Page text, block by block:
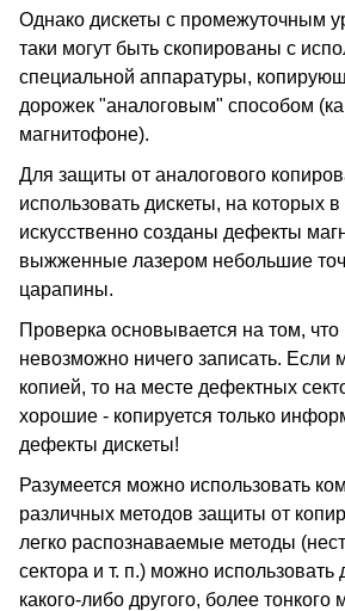
Однако дискеты с промежуточным
таки могут быть скопированы с
специальной аппаратуры,
дорожек "аналоговым" способом
магнитофоне).
Для защиты от аналогового
использовать дискеты, на которых
искусственно созданы дефекты
выжженные лазером небольшие
царапины.
Проверка основывается на том,
невозможно ничего записать.
копией, то на месте дефектных
хорошие - копируется только
дефекты дискеты!
Разумеется можно использовать
различных методов защиты от
легко распознаваемые методы
сектора и т. п.) можно использовать
какого-либо другого, более